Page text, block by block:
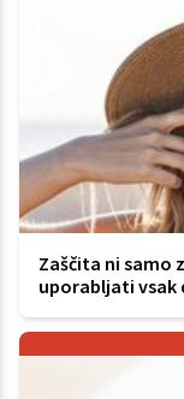
Zaščita ni samo
uporabljati vsak